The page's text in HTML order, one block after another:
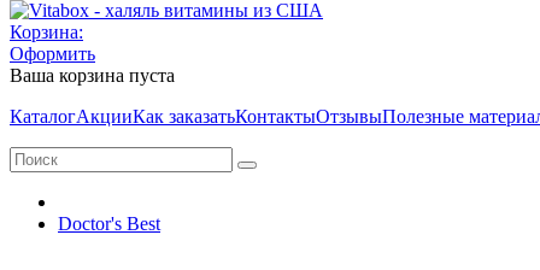
Корзина:
Оформить
Ваша корзина пуста
КаталогАкцииКак заказатьКонтактыОтзывыПолезные
Doctor's Best